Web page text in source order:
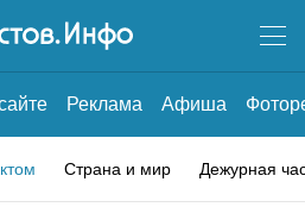
Реклама Афиша
Страна и мир Дежурная